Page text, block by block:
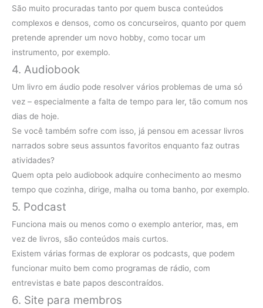
São muito procuradas tanto por quem busca conteúdos
complexos e densos, como os concurseiros, quanto por quem
pretende aprender um novo hobby, como tocar um
instrumento, por exemplo.
4. Audiobook
Um livro em áudio pode resolver vários problemas de uma só
vez – especialmente a falta de tempo para ler, tão comum nos
dias de hoje.
Se você também sofre com isso, já pensou em acessar livros
narrados sobre seus assuntos favoritos enquanto faz outras
atividades?
Quem opta pelo audiobook adquire conhecimento ao mesmo
tempo que cozinha, dirige, malha ou toma banho, por exemplo.
5. Podcast
Funciona mais ou menos como o exemplo anterior, mas, em
vez de livros, são conteúdos mais curtos.
Existem várias formas de explorar os podcasts, que podem
funcionar muito bem como programas de rádio, com
entrevistas e bate papos descontraídos.
6. Site para membros